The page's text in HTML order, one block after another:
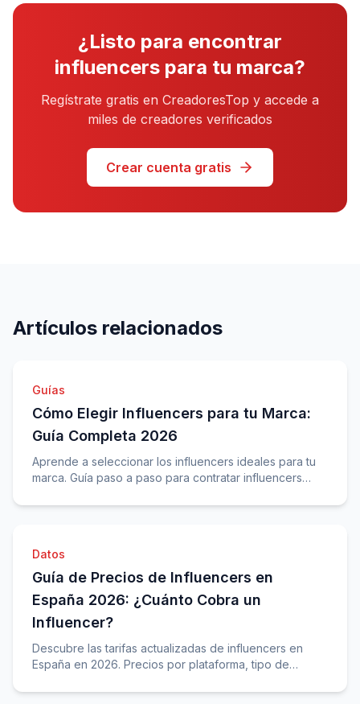
¿Listo para encontrar
influencers para tu marca?
Regístrate gratis en CreadoresTop y accede a
miles de creadores verificados
Crear cuenta gratis
Artículos relacionados
Guías
Cómo Elegir Influencers para tu Marca:
Guía Completa 2026
Aprende a seleccionar los influencers ideales para tu
marca. Guía paso a paso para contratar influencers
Datos
Guía de Precios de Influencers en
España 2026: ¿Cuánto Cobra un
Influencer?
Descubre las tarifas actualizadas de influencers en
España en 2026. Precios por plataforma, tipo de
para marcas.